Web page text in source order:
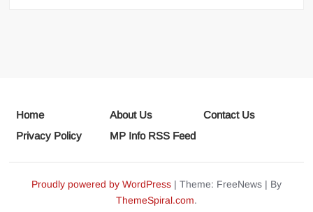
Home About Us
Contact Us
Privacy Policy
MP Info RSS Feed
Proudly powered by WordPress | Theme: FreeNews | By
ThemeSpiral.com.